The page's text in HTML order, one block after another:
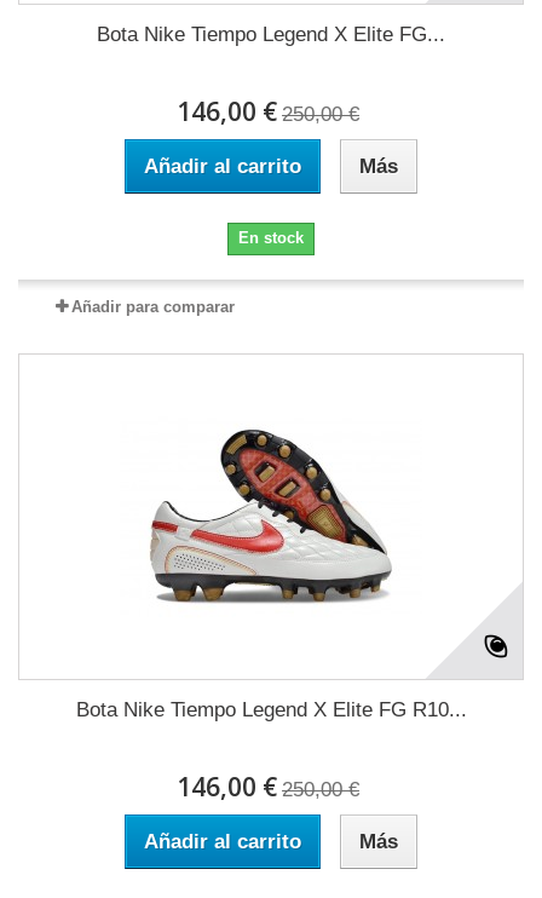
Bota Nike Tiempo Legend X Elite FG...
146,00 € 250,00 €
Añadir al carrito Más
En stock
Añadir para comparar
Bota Nike Tiempo Legend X Elite FG R10...
146,00 € 250,00 €
Añadir al carrito Más